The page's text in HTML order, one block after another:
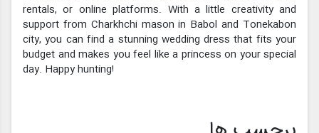
rentals, or online platforms. With a little creativity and
support from Charkhchi mason in Babol and Tonekabon
city, you can find a stunning wedding dress that fits your
budget and makes you feel like a princess on your special
day. Happy hunting!